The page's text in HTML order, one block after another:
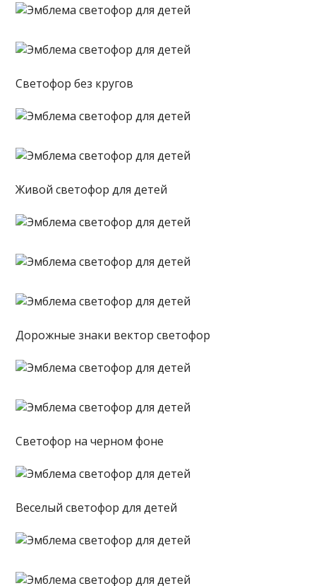
Светофор без кругов
Живой светофор для детей
Дорожные знаки вектор светофор
Светофор на черном фоне
Веселый светофор для детей